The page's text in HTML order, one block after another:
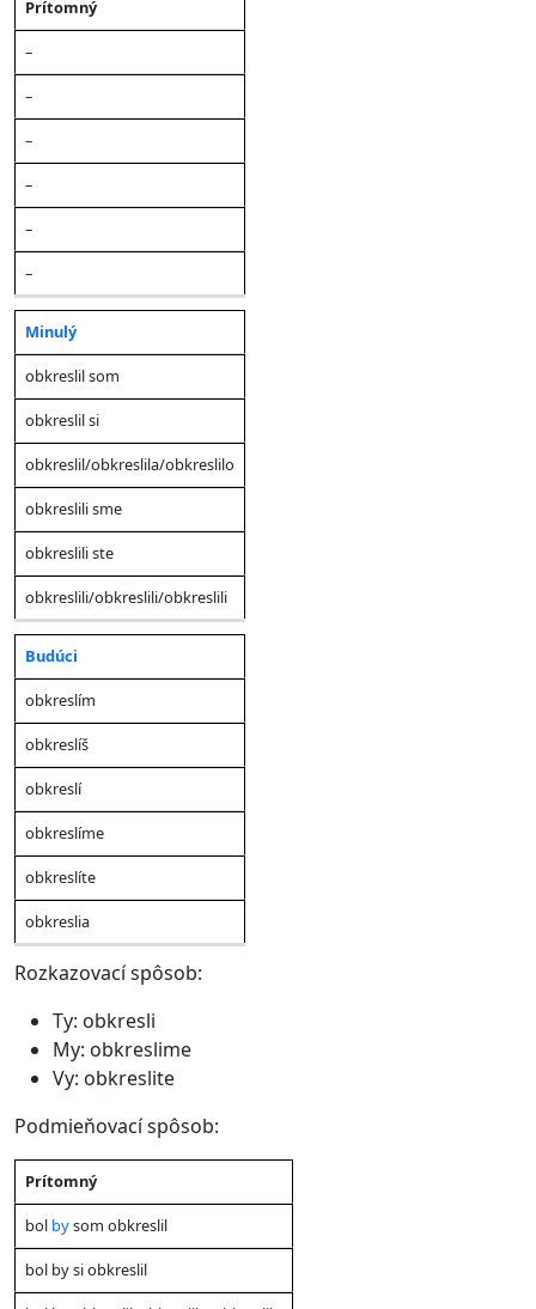
Čas Ja
Prítomný
–
–
–
–
–
–
Minulý
obkreslil som
obkreslil si
obkreslil/obkreslila/obkreslilo
obkreslili sme
obkreslili ste
obkreslili/obkreslili/obkreslili
Budúci
obkreslím
obkreslíš
obkreslí
obkreslíme
obkreslíte
obkreslia
Rozkazovací spôsob:
Ty: obkresli
My: obkreslime
Vy: obkreslite
Podmieňovací spôsob:
Čas Ja
Prítomný
bol bysom obkreslil
bol by si obkreslil